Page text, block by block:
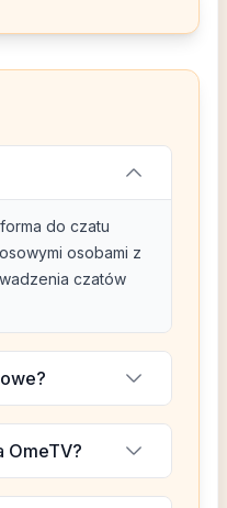
do czatu
osobami z
czatów
OmeTV?